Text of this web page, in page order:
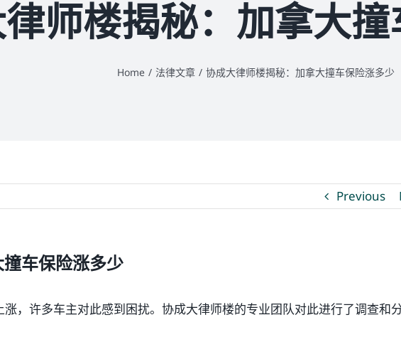
师楼揭秘：加拿大
Home / 法律文章 / 协成大律师楼揭秘：加拿大撞车保险涨多少
Previous
车保险涨多少
，许多车主对此感到困扰。协成大律师楼的专业团队对此进行了调查和分